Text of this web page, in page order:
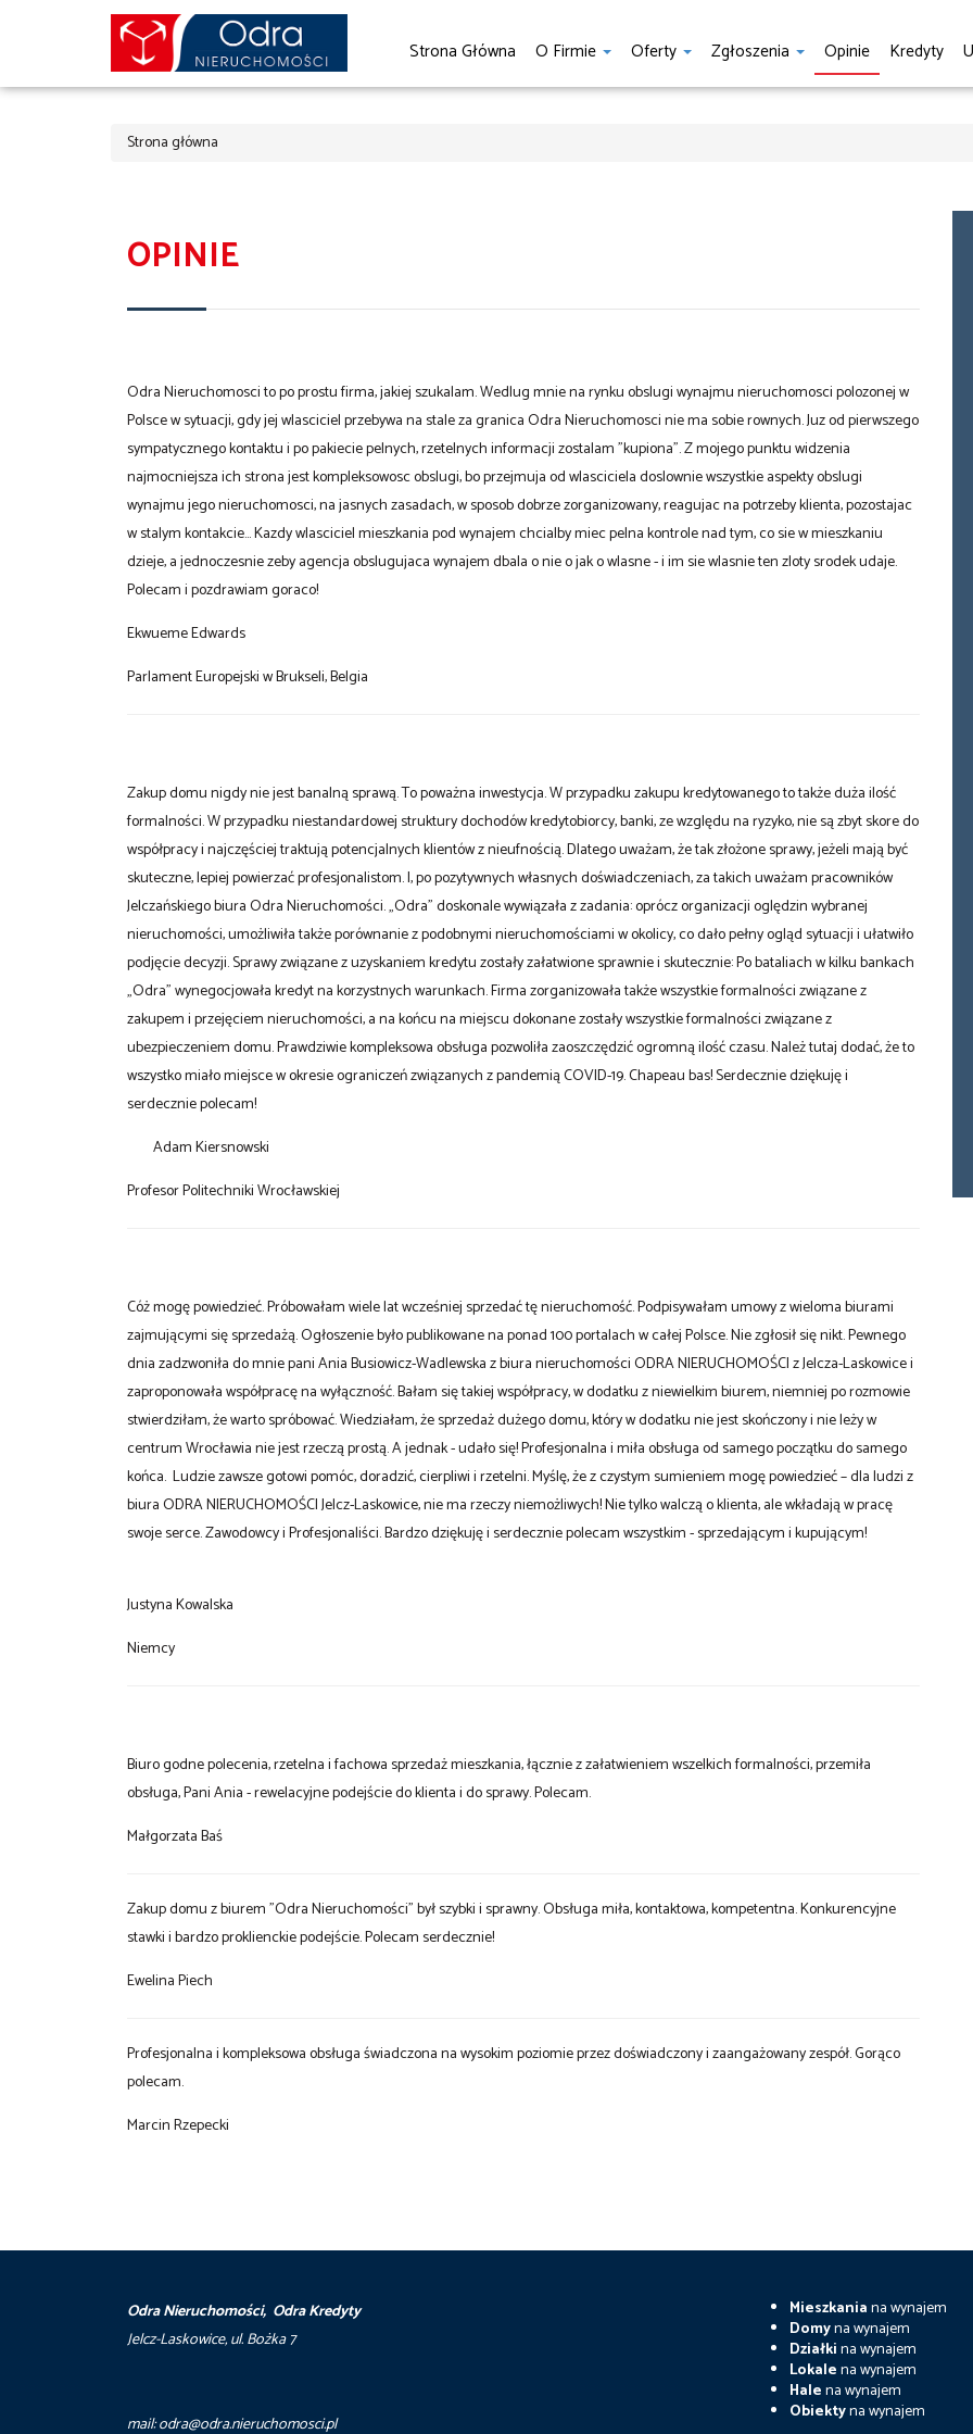
Strona Główna O Firmie Oferty Zgłoszenia Opinie Kredyty
Strona główna
OPINIE
Odra Nieruchomosci to po prostu firma, jakiej szukalam. Wedlug mnie na rynku obslugi wynajmu nieruchomosci polozonej w
Polsce w sytuacji, gdy jej wlasciciel przebywa na stale za granica Odra Nieruchomosci nie ma sobie rownych. Juz od pierwszego
sympatycznego kontaktu i po pakiecie pelnych, rzetelnych informacji zostalam "kupiona". Z mojego punktu widzenia
najmocniejsza ich strona jest kompleksowosc obslugi, bo przejmuja od wlasciciela doslownie wszystkie aspekty obslugi
wynajmu jego nieruchomosci, na jasnych zasadach, w sposob dobrze zorganizowany, reagujac na potrzeby klienta, pozostajac
w stalym kontakcie... Kazdy wlasciciel mieszkania pod wynajem chcialby miec pelna kontrole nad tym, co sie w mieszkaniu
dzieje, a jednoczesnie zeby agencja obslugujaca wynajem dbala o nie o jak o wlasne - i im sie wlasnie ten zloty srodek udaje.
Polecam i pozdrawiam goraco!
Ekwueme Edwards
Parlament Europejski w Brukseli, Belgia
Zakup domu nigdy nie jest banalną sprawą. To poważna inwestycja. W przypadku zakupu kredytowanego to także duża ilość
formalności. W przypadku niestandardowej struktury dochodów kredytobiorcy, banki, ze względu na ryzyko, nie są zbyt skore do
współpracy i najczęściej traktują potencjalnych klientów z nieufnością. Dlatego uważam, że tak złożone sprawy, jeżeli mają być
skuteczne, lepiej powierzać profesjonalistom. I, po pozytywnych własnych doświadczeniach, za takich uważam pracowników
Jelczańskiego biura Odra Nieruchomości. „Odra” doskonale wywiązała z zadania: oprócz organizacji oględzin wybranej
nieruchomości, umożliwiła także porównanie z podobnymi nieruchomościami w okolicy, co dało pełny ogląd sytuacji i ułatwiło
podjęcie decyzji. Sprawy związane z uzyskaniem kredytu zostały załatwione sprawnie i skutecznie: Po bataliach w kilku bankach
„Odra” wynegocjowała kredyt na korzystnych warunkach. Firma zorganizowała także wszystkie formalności związane z
zakupem i przejęciem nieruchomości, a na końcu na miejscu dokonane zostały wszystkie formalności związane z
ubezpieczeniem domu. Prawdziwie kompleksowa obsługa pozwoliła zaoszczędzić ogromną ilość czasu. Należ tutaj dodać, że to
wszystko miało miejsce w okresie ograniczeń związanych z pandemią COVID-19. Chapeau bas! Serdecznie dziękuję i
serdecznie polecam!
Adam Kiersnowski
Profesor Politechniki Wrocławskiej
Cóż mogę powiedzieć. Próbowałam wiele lat wcześniej sprzedać tę nieruchomość. Podpisywałam umowy z wieloma biurami
zajmującymi się sprzedażą. Ogłoszenie było publikowane na ponad 100 portalach w całej Polsce. Nie zgłosił się nikt. Pewnego
dnia zadzwoniła do mnie pani Ania Busiowicz-Wadlewska z biura nieruchomości ODRA NIERUCHOMOŚCI z Jelcza-Laskowice i
zaproponowała współpracę na wyłączność. Bałam się takiej współpracy, w dodatku z niewielkim biurem, niemniej po rozmowie
stwierdziłam, że warto spróbować. Wiedziałam, że sprzedaż dużego domu, który w dodatku nie jest skończony i nie leży w
centrum Wrocławia nie jest rzeczą prostą. A jednak - udało się! Profesjonalna i miła obsługa od samego początku do samego
końca. Ludzie zawsze gotowi pomóc, doradzić, cierpliwi i rzetelni. Myślę, że z czystym sumieniem mogę powiedzieć – dla ludzi z
biura ODRA NIERUCHOMOŚCI Jelcz-Laskowice, nie ma rzeczy niemożliwych! Nie tylko walczą o klienta, ale wkładają w pracę
swoje serce. Zawodowcy i Profesjonaliści. Bardzo dziękuję i serdecznie polecam wszystkim - sprzedającym i kupującym!
Justyna Kowalska
Niemcy
Biuro godne polecenia, rzetelna i fachowa sprzedaż mieszkania, łącznie z załatwieniem wszelkich formalności, przemiła
obsługa, Pani Ania - rewelacyjne podejście do klienta i do sprawy. Polecam.
Małgorzata Baś
Zakup domu z biurem "Odra Nieruchomości" był szybki i sprawny. Obsługa miła, kontaktowa, kompetentna. Konkurencyjne
stawki i bardzo proklienckie podejście. Polecam serdecznie!
Ewelina Piech
Profesjonalna i kompleksowa obsługa świadczona na wysokim poziomie przez doświadczony i zaangażowany zespół. Gorąco
polecam.
Marcin Rzepecki
Odra Nieruchomości, Odra Kredyty
Jelcz-Laskowice, ul. Bożka 7
mail: odra@odra.nieruchomosci.pl
Mieszkaniana wynajem
Domyna wynajem
Działkina wynajem
Lokalena wynajem
Halena wynajem
Obiektyna wynajem